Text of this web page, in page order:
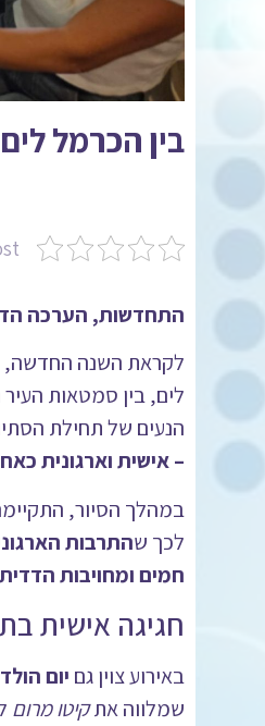
בין הכרמל
התחדשות, הערכה
לקראת השנה החדשה,
לים, בין סמטאות
הנעים של תחילת
– אישית וארגונית
במהלך הסיור,
לכך שהתרבות
חמים ומחויבות
חגיגה אישית
באירוע צוין גם יום
שמלווה אתקיטו מרום